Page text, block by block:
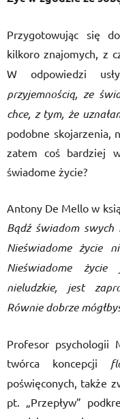
Przygotowując się
kilkoro znajomych, z
W odpowiedzi
przyjemnością, ze
chce, z tym, że
podobne skojarzenia,
zatem coś bardziej
świadome życie?
Antony De Mello w
Bądź świadom
Nieświadome życie
Nieświadome
nieludzkie, jest
Równie dobrze
Profesor psychologii
twórca koncepcji
poświęconych, także
pt. „Przepływ”